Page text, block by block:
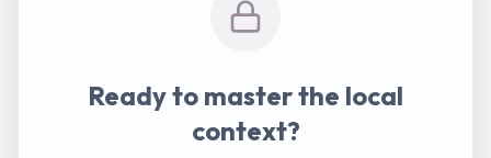
Ready to master the local
context?